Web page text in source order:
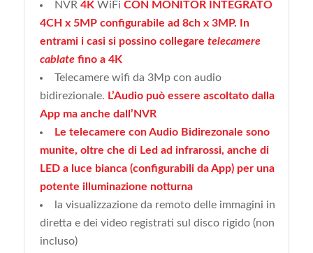
NVR 4KWiFi CON MONITOR INTEGRATO
4CH x 5MP configurabile ad 8ch x 3MP. In
entrami i casi si possino collegare telecamere
cablatefino a 4K
Telecamere wifi da 3Mp con audio
bidirezionale. L’Audio può essere ascoltato dalla
App ma anche dall’NVR
Le telecamere con Audio Bidirezonale sono
munite, oltre che di Led ad infrarossi, anche di
LED a luce bianca (configurabili da App) per una
potente illuminazione notturna
la visualizzazione da remoto delle immagini in
diretta e dei video registrati sul disco rigido (non
incluso)